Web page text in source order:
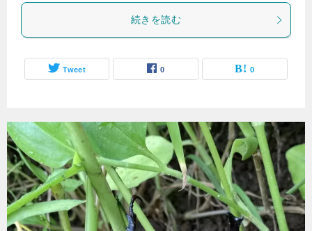
続きを読む
Tweet 0 0